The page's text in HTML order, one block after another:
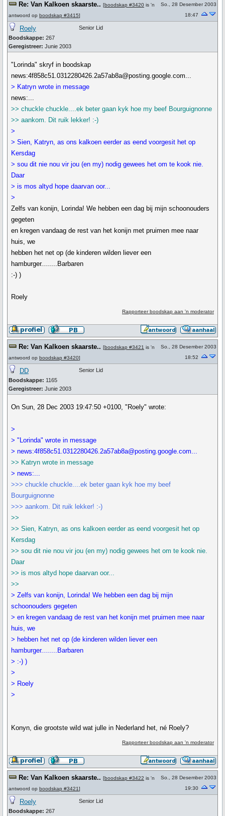
Re: Van Kalkoen skaarste.. [boodskap #3420 is 'n
antwoord op boodskap #3415]
So., 28 Desember 2003
18:47
Roely
Boodskappe: 267
Geregistreer: Junie 2003
Senior Lid
"Lorinda" skryf in boodskap
news:4f858c51.0312280426.2a57ab8a@posting.google.com...
> Katryn wrote in message
news:...
>> chuckle chuckle....ek beter gaan kyk hoe my beef Bourguignonne
>> aankom. Dit ruik lekker! :-)
>
> Sien, Katryn, as ons kalkoen eerder as eend voorgesit het op
Kersdag
> sou dit nie nou vir jou (en my) nodig gewees het om te kook nie.
Daar
> is mos altyd hope daarvan oor...
>
Zelfs van konijn, Lorinda! We hebben een dag bij mijn schoonouders
gegeten
en kregen vandaag de rest van het konijn met pruimen mee naar
huis, we
hebben het net op (de kinderen wilden liever een
hamburger........Barbaren
:-) )
Roely
Rapporteer boodskap aan 'n moderator
Re: Van Kalkoen skaarste.. [boodskap #3421 is 'n
antwoord op boodskap #3420]
So., 28 Desember 2003
18:52
DD
Boodskappe: 1165
Geregistreer: Junie 2003
Senior Lid
On Sun, 28 Dec 2003 19:47:50 +0100, "Roely" wrote:
>
> "Lorinda" wrote in message
> news:4f858c51.0312280426.2a57ab8a@posting.google.com...
>> Katryn wrote in message
> news:...
>>> chuckle chuckle....ek beter gaan kyk hoe my beef
Bourguignonne
>>> aankom. Dit ruik lekker! :-)
>>
>> Sien, Katryn, as ons kalkoen eerder as eend voorgesit het op
Kersdag
>> sou dit nie nou vir jou (en my) nodig gewees het om te kook nie.
Daar
>> is mos altyd hope daarvan oor...
>>
> Zelfs van konijn, Lorinda! We hebben een dag bij mijn
schoonouders gegeten
> en kregen vandaag de rest van het konijn met pruimen mee naar
huis, we
> hebben het net op (de kinderen wilden liever een
hamburger........Barbaren
> :-) )
>
> Roely
>
Konyn, die grootste wild wat julle in Nederland het, né Roely?
Rapporteer boodskap aan 'n moderator
Re: Van Kalkoen skaarste.. [boodskap #3422 is 'n
antwoord op boodskap #3421]
So., 28 Desember 2003
19:30
Roely
Boodskappe: 267
Senior Lid